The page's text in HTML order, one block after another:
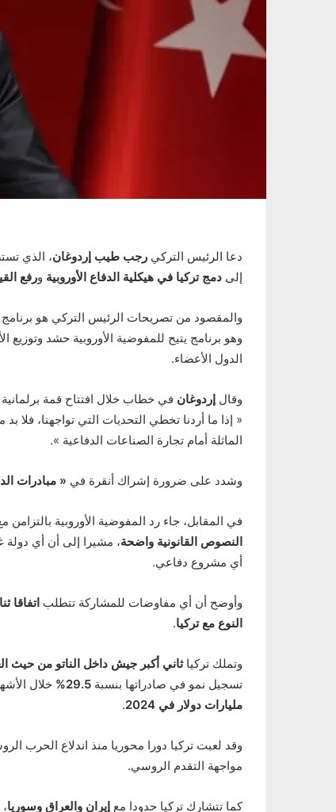
دعا الرئيس التركي رجب طيب إردوغان، الذي
إلى دمج تركيا في هيكلية الدفاع الأوروبية ورفع
والمقصود من تصريحات الرئيس التركي هو برنامج
وهو برنامج يتيح للمفوضية الأوروبية حشد وتوزيع
الدول الأعضاء.
وقال إردوغان في خطاب خلال افتتاح قمة
« إذا ما أردنا تخطي التحديات التي تواجهنا، فلا
الماثلة أمام تجارة الصناعات الدفاعية ».
وشدد على ضرورة إشراك أنقرة في « مبادرات
في المقابل، جاء رد المفوضية الأوروبية
النصوص القانونية واضحة، مشيرا إلى أن أي دولة
أي مشروع دفاعي.
وأوضح أن أي مفاوضات للمشاركة تتطلب اتفاقا
النوع مع تركيا.
وتملك تركياثاني أكبر جيش داخل الناتو من حيث
تسجيل نمو في صادراتها بنسبة 29.5% خلال
مليارات دولار في 2024
.
وقد لعبت تركيا دورا محوريا منذ اندلاع الحرب
مواجهة التقدم الروسي.
كما تتشارك تركيا حدودا مع إيران والعراق وسوريا